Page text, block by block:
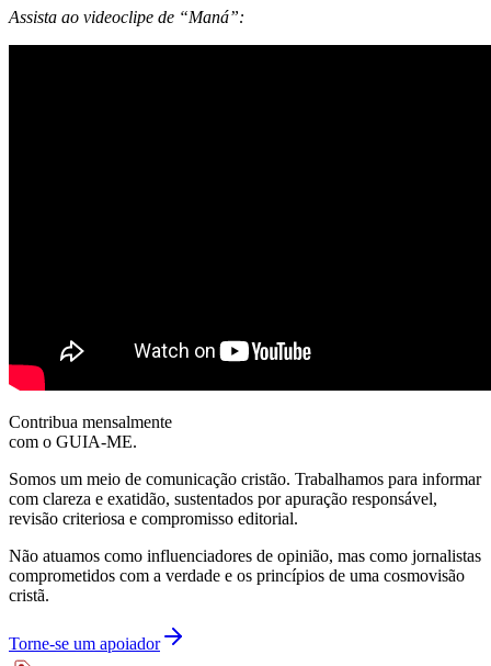
Assista ao videoclipe de “Maná”:
Contribua mensalmente
com o GUIA-ME.
Somos um meio de comunicação cristão. Trabalhamos para informar
com clareza e exatidão, sustentados por apuração responsável,
revisão criteriosa e compromisso editorial.
Não atuamos como influenciadores de opinião, mas como jornalistas
comprometidos com a verdade e os princípios de uma cosmovisão
cristã.
Torne-se um apoiador